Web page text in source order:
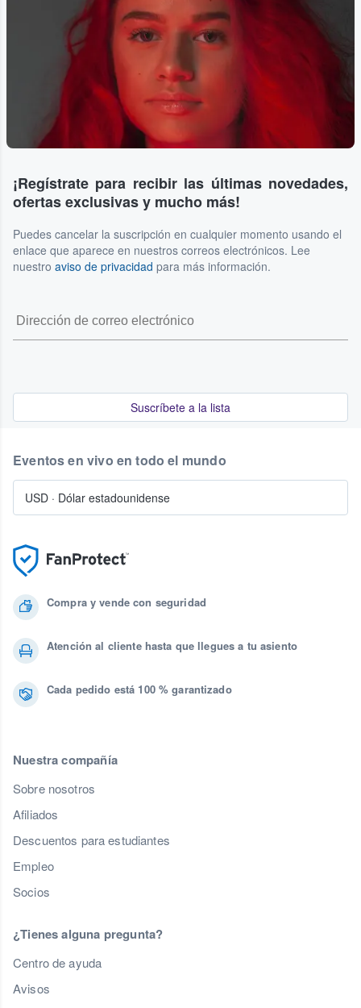
¡Regístrate para recibir las últimas novedades,
ofertas exclusivas y mucho más!
Puedes cancelar la suscripción en cualquier momento usando el
enlace que aparece en nuestros correos electrónicos. Lee
nuestro aviso de privacidad para más información.
Suscríbete a la lista
Compra y vende con seguridad
Atención al cliente hasta que llegues a tu asiento
Cada pedido está 100 % garantizado
Nuestra compañía
Sobre nosotros
Afiliados
Descuentos para estudiantes
Empleo
Socios
¿Tienes alguna pregunta?
Centro de ayuda
Avisos
Eventos en vivo en todo el mundo
USD · Dólar estadounidense